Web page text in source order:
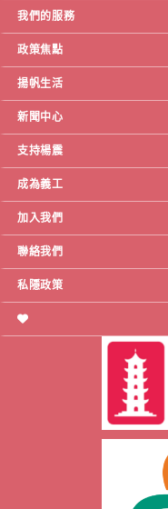
我們的服務
政策焦點
揚帆生活
新聞中心
支持楊震
成為義工
加入我們
聯絡我們
私隱政策